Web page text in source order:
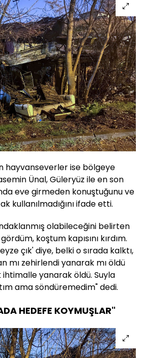
hayvanseverler ise bölgeye
Ünal, Güleryüz ile en son
eve girmeden konuştuğunu ve
kullanılmadığını ifade etti.
olabileceğini belirten
koştum kapısını kırdım.
çık' diye, belki o sırada kalktı,
mı zehirlendi yanarak mı öldü
yanarak öldü. Suyla
ama söndüremedim" dedi.
HEDEFE KOYMUŞLAR"